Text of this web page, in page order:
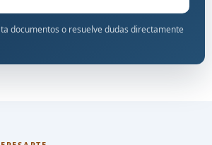
documentos o resuelve dudas directamente